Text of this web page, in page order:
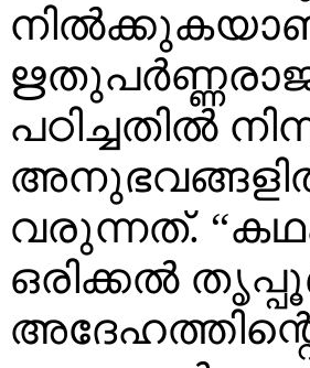
പഠിച്ചതില്‍
വരുന്നത്.
ഒരിക്കല്‍